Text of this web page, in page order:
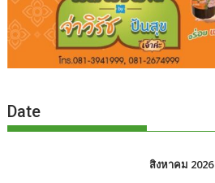
Date
สิงหาคม 2026